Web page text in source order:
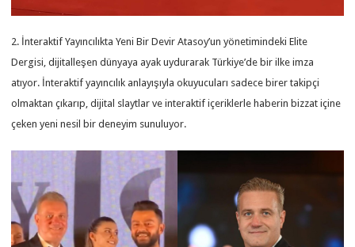
2. İnteraktif Yayıncılıkta Yeni Bir Devir Atasoy’un yönetimindeki Elite
Dergisi, dijitalleşen dünyaya ayak uydurarak Türkiye’de bir ilke imza
atıyor. İnteraktif yayıncılık anlayışıyla okuyucuları sadece birer takipçi
olmaktan çıkarıp, dijital slaytlar ve interaktif içeriklerle haberin bizzat içine
çeken yeni nesil bir deneyim sunuluyor.